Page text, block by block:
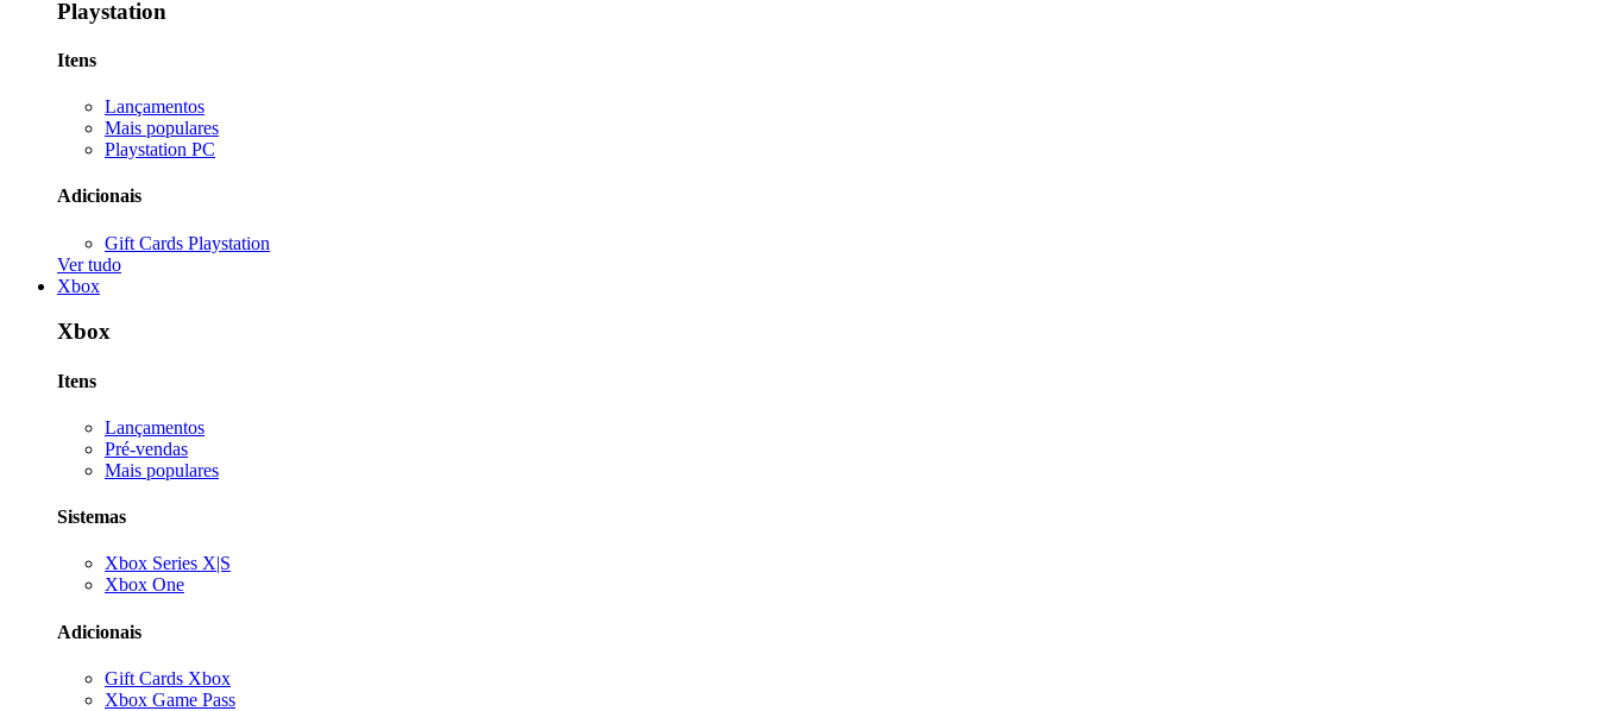
Playstation
Itens
Lançamentos
Mais populares
Playstation PC
Adicionais
Gift Cards Playstation
Ver tudo
Xbox
Xbox
Itens
Lançamentos
Pré-vendas
Mais populares
Sistemas
Xbox Series X|S
Xbox One
Adicionais
Gift Cards Xbox
Xbox Game Pass